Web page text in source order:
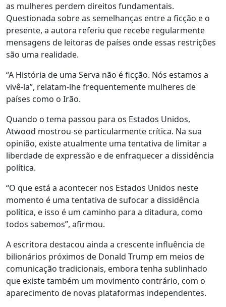
as mulheres perdem direitos fundamentais.
Questionada sobre as semelhanças entre a ficção e o
presente, a autora referiu que recebe regularmente
mensagens de leitoras de países onde essas restrições
são uma realidade.
“A História de uma Serva não é ficção. Nós estamos a
vivê-la”, relatam-lhe frequentemente mulheres de
países como o Irão.
Quando o tema passou para os Estados Unidos,
Atwood mostrou-se particularmente crítica. Na sua
opinião, existe atualmente uma tentativa de limitar a
liberdade de expressão e de enfraquecer a dissidência
política.
“O que está a acontecer nos Estados Unidos neste
momento é uma tentativa de sufocar a dissidência
política, e isso é um caminho para a ditadura, como
todos sabemos”, afirmou.
A escritora destacou ainda a crescente influência de
bilionários próximos de Donald Trump em meios de
comunicação tradicionais, embora tenha sublinhado
que existe também um movimento contrário, com o
aparecimento de novas plataformas independentes.